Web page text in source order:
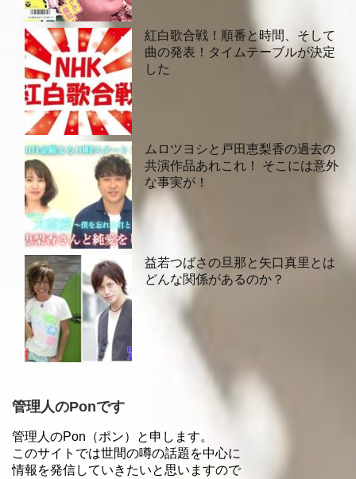
紅白歌合戦！順番と時間、そして
曲の発表！タイムテーブルが決定
した
ムロツヨシと戸田恵梨香の過去の
共演作品あれこれ！ そこには意外
な事実が！
益若つばさの旦那と矢口真里とは
どんな関係があるのか？
管理人のPonです
管理人のPon（ポン）と申します。
このサイトでは世間の噂の話題を中心に
情報を発信していきたいと思いますので